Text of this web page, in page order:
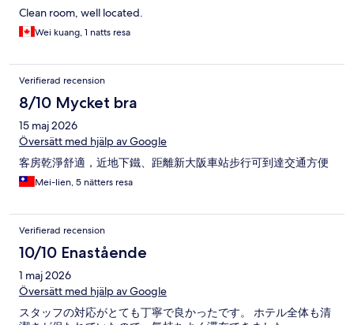
Clean room, well located.
Wei kuang, 1 natts resa
Verifierad recension
8/10 Mycket bra
15 maj 2026
Översätt med hjälp av Google
客房乾淨舒適，近地下鐵、距離新大阪車站步行可到達交通方便
Mei-lien, 5 nätters resa
Verifierad recension
10/10 Enastående
1 maj 2026
Översätt med hjälp av Google
スタッフの対応がとても丁寧で良かったです。 ホテル全体も清